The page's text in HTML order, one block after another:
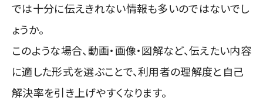
では十分に伝えきれない情報も多いのではないでし
ょうか。
このような場合、動画・画像・図解など、伝えたい内容
に適した形式を選ぶことで、利用者の理解度と自己
解決率を引き上げやすくなります。